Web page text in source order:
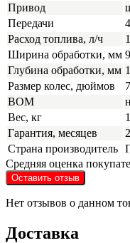
Привод
Передачи
Расход топлива, л/ч
Ширина обработки, мм
Глубина обработки, мм
Размер колес, дюймов
ВОМ
Вес, кг
Гарантия, месяцев
Страна производитель
Средняя оценка
Оставить отзыв
Нет отзывов о данном
Доставка